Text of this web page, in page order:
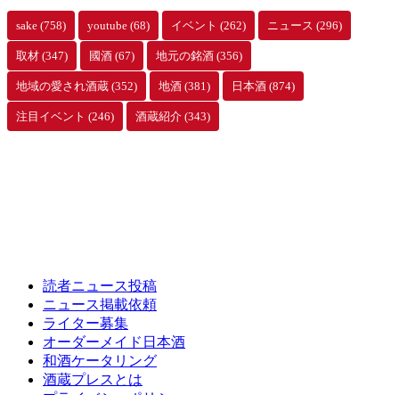
sake (758) youtube (68) イベント (262) ニュース (296)
取材 (347) 國酒 (67) 地元の銘酒 (356)
地域の愛され酒蔵 (352) 地酒 (381) 日本酒 (874)
注目イベント (246) 酒蔵紹介 (343)
読者ニュース投稿
ニュース掲載依頼
ライター募集
オーダーメイド日本酒
和酒ケータリング
酒蔵プレスとは